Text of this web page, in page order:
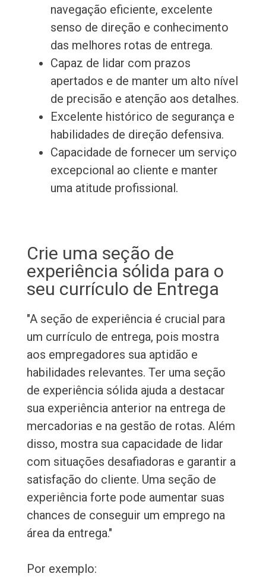
navegação eficiente, excelente
senso de direção e conhecimento
das melhores rotas de entrega.
Capaz de lidar com prazos
apertados e de manter um alto nível
de precisão e atenção aos detalhes.
Excelente histórico de segurança e
habilidades de direção defensiva.
Capacidade de fornecer um serviço
excepcional ao cliente e manter
uma atitude profissional.
Crie uma seção de
experiência sólida para o
seu currículo de Entrega
"A seção de experiência é crucial para
um currículo de entrega, pois mostra
aos empregadores sua aptidão e
habilidades relevantes. Ter uma seção
de experiência sólida ajuda a destacar
sua experiência anterior na entrega de
mercadorias e na gestão de rotas. Além
disso, mostra sua capacidade de lidar
com situações desafiadoras e garantir a
satisfação do cliente. Uma seção de
experiência forte pode aumentar suas
chances de conseguir um emprego na
área da entrega."
Por exemplo: